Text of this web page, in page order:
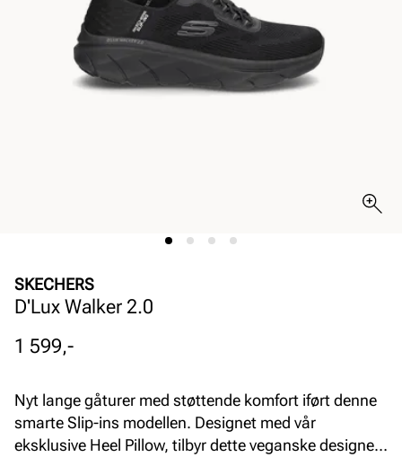
SKECHERS
D'Lux Walker 2.0
Pris
1 599,-
Nyt lange gåturer med støttende komfort iført denne
smarte Slip-ins modellen. Designet med vår
eksklusive Heel Pillow, tilbyr dette veganske designet